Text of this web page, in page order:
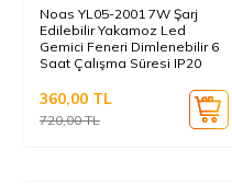
Noas YL05-2001 7W Şarj
Edilebilir Yakamoz Led
Gemici Feneri Dimlenebilir 6
Saat Çalışma Süresi IP20
720,00TL
360,00 TL